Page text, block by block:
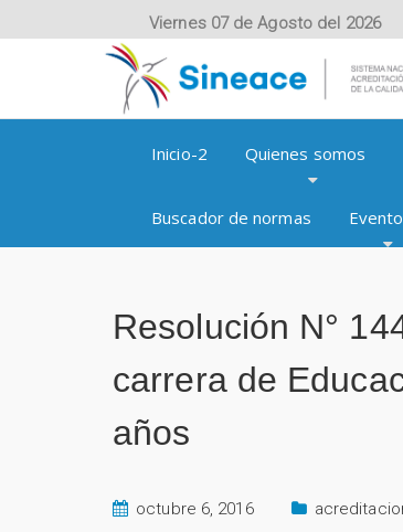
Viernes 07 de Agosto del 2026
Inicio-2 Quienes somos
Buscador de normas
Resolución N°
carrera de
años
octubre 6, 2016